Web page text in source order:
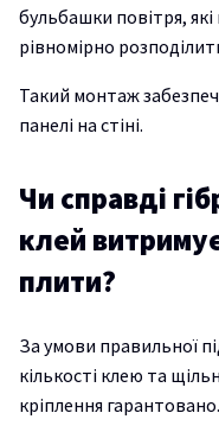
бульбашки повітря,
рівномірно
Такий монтаж
панелі на стіні.
Чи справді
клей
плити?
За умови правильної
кількості клею та
кріплення гарантовано.